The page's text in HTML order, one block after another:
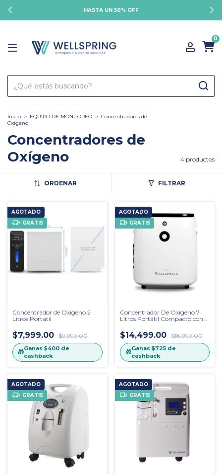
HASTA UN 50% OFF
0
Inicio > EQUIPO DE MONITOREO > Concentradores de
Oxígeno
Concentradores de
Oxígeno
4 productos
ORDENAR FILTRAR
AGOTADO
GRATIS
Concentrador de Oxígeno 2
Litros Portatil
$7,999.00 $9,999.00
🎁Ganas $400 de
cashback
AGOTADO
GRATIS
Concentrador De Oxígeno 7
Litros Portátil Compacto con
$14,499.00 $18,999.00
🎁Ganas $725de
cashback
AGOTADO
GRATIS
AGOTADO
GRATIS